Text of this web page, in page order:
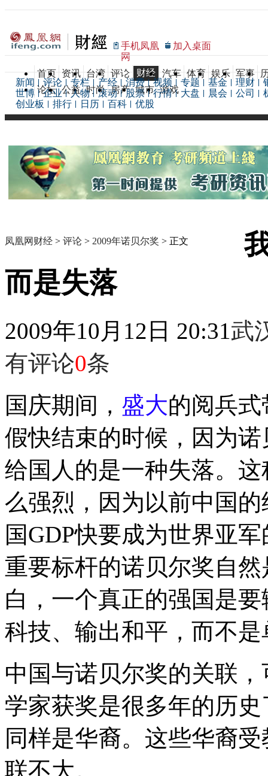
手机凤凰
网
加入桌面
首页 资讯 台湾 评论 财经 汽车 体育 娱乐 军事
论坛 公益 时尚 房产 城市 游戏
新闻 评论 专栏 产经 消费 视频 专题 基金 理财
世博
企业 人物 滚动 股票 行情 大盘 晨会 公司
创业板
排行 日历 百科 优股
凤凰网财经 > 评论 > 2009年诺贝尔奖 > 正文
而是失落
2009年10月12日 20:31武
有评论0条
国庆期间， 盛大的阅兵
假快结束的时候，因为
给国人的是一种失落。
么强烈，因为以前中国
国GDP快要成为世界亚
重要标杆的诺贝尔奖自
白，一个真正的强国是
科技、输出和平，而不
中国与诺贝尔奖的关联
学家获奖是很多年的历
同样是华裔。这些华裔
联不大。